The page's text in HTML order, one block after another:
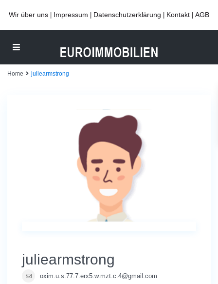
Wir über uns Impressum Datenschutzerklärung Kontakt AGB
Home juliearmstrong
juliearmstrong
oxim.u.s.77.7.erx5.w.mzt.c.4@gmail.com